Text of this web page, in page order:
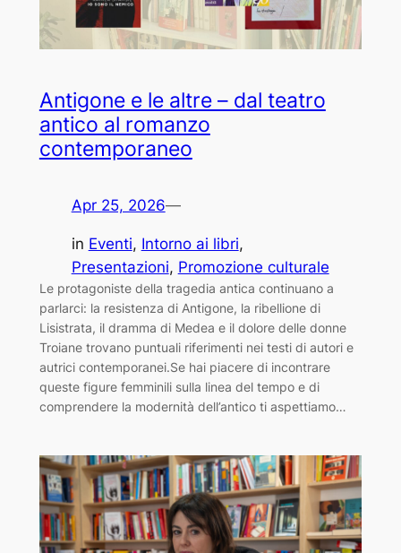
Antigone e le altre – dal teatro
antico al romanzo
contemporaneo
Apr 25, 2026—
in Eventi, Intorno ai libri
Presentazioni, Promozione culturale
Le protagoniste della tragedia antica continuano a
parlarci: la resistenza di Antigone, la ribellione di
Lisistrata, il dramma di Medea e il dolore delle donne
Troiane trovano puntuali riferimenti nei testi di autori e
autrici contemporanei.Se hai piacere di incontrare
queste figure femminili sulla linea del tempo e di
comprendere la modernità dell’antico ti aspettiamo…